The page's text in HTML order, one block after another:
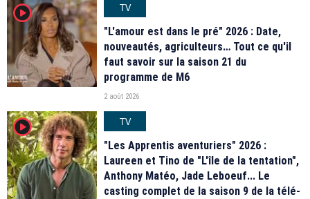
player2
TV
"L'amour est dans le pré" 2026 : Date,
nouveautés, agriculteurs… Tout ce qu'il
faut savoir sur la saison 21 du
programme de M6
2 août 2026
player2
TV
"Les Apprentis aventuriers" 2026 :
Laureen et Tino de "L'île de la tentation",
Anthony Matéo, Jade Leboeuf... Le
casting complet de la saison 9 de la télé-